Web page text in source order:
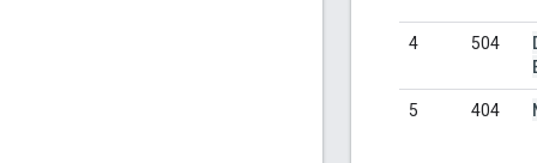
4 504
5 404